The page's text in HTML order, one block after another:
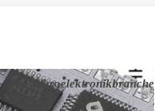
und Mikroelektronikbranche